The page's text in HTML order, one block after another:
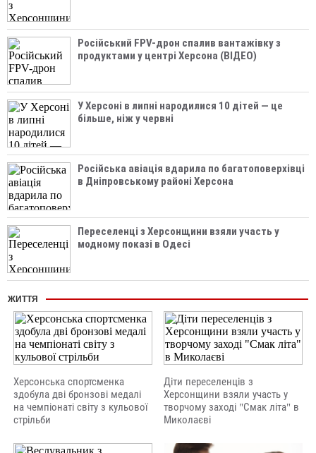
Російський FPV-дрон спалив вантажівку з
продуктами у центрі Херсона (ВІДЕО)
У Херсоні в липні народилися 10 дітей — це
більше, ніж у червні
Російська авіація вдарила по багатоповерхівці
в Дніпровському районі Херсона
Переселенці з Херсонщини взяли участь у
модному показі в Одесі
ЖИТТЯ
Херсонська спортсменка
здобула дві бронзові медалі
на чемпіонаті світу з кульової
стрільби
Діти переселенців з
Херсонщини взяли участь у
творчому заході "Смак літа" в
Миколаєві